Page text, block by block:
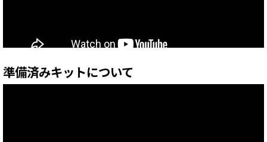
準備済みキットについて